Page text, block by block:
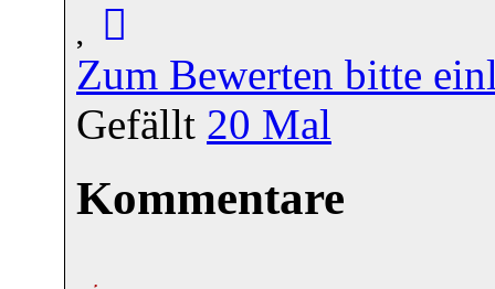
Zum Bewerten bitte
Gefällt 20 Mal
Kommentare